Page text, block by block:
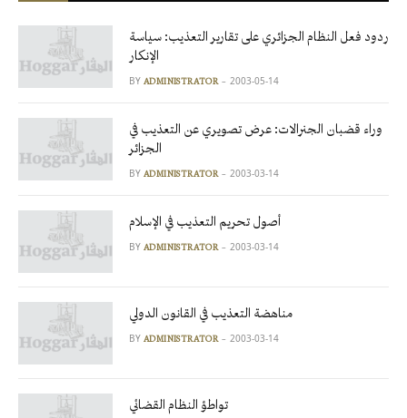
ردود فعل النظام الجزائري على تقارير التعذيب: سياسة
الإنكار
BY ADMINISTRATOR 2003-05-14
وراء قضبان الجنرالات: عرض تصويري عن التعذيب في
الجزائر
BY ADMINISTRATOR 2003-03-14
أصول تحريم التعذيب في الإسلام
BY ADMINISTRATOR 2003-03-14
مناهضة التعذيب في القانون الدولي
BY ADMINISTRATOR 2003-03-14
تواطؤ النظام القضائي